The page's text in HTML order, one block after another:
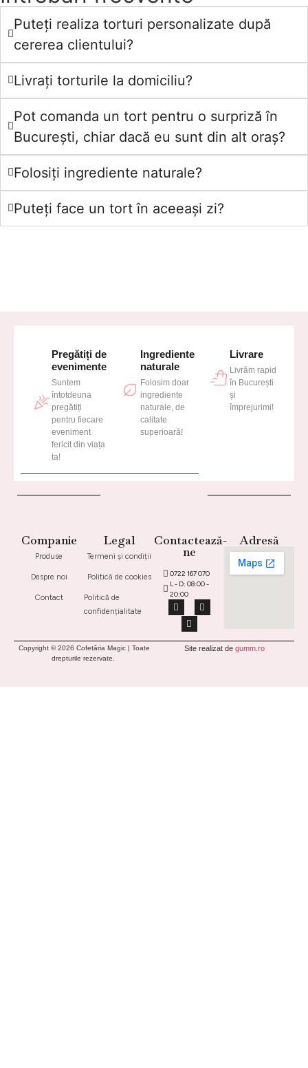
Puteți realiza torturi personalizate după
cererea clientului?
Livrați torturile la domiciliu?
Pot comanda un tort pentru o surpriză în
București, chiar dacă eu sunt din alt oraș?
Folosiți ingrediente naturale?
Puteți face un tort în aceeași zi?
Pregătiți de
evenimente
Suntem
întotdeuna
pregătiți
pentru fiecare
eveniment
fericit din viața
ta!
Ingrediente
naturale
Folosim doar
ingrediente
naturale, de
calitate
superioară!
Livrare
Livrăm rapid
în București
și
împrejurimi!
Contactează-
ne
0722 167 070
L - D: 08:00 -
20:00
Companie
Produse
Despre noi
Contact
Legal
Termeni și condiții
Politică de cookies
Politică de
confidențialitate
Adresă
Copyright © 2026 Cofetăria Magic | Toate
drepturile rezervate.
Site realizat de gumm.ro